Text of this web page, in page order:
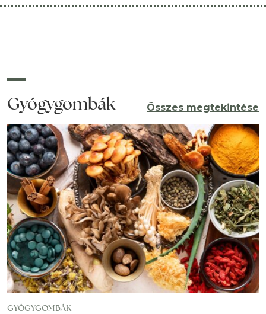
méregtelenítés alatt sokan drasztikus kúrákra vagy
Gyógygombák Összes megtekintése
GYÓGYGOMBÁK